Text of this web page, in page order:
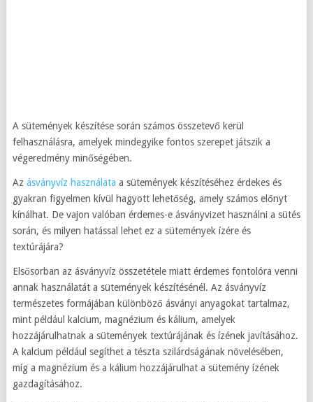
A sütemények készítése során számos összetevő kerül
felhasználásra, amelyek mindegyike fontos szerepet játszik a
végeredmény minőségében.
Az ásványvíz használata a sütemények készítéséhez érdekes és
gyakran figyelmen kívül hagyott lehetőség, amely számos előnyt
kínálhat. De vajon valóban érdemes-e ásványvizet használni a sütés
során, és milyen hatással lehet ez a sütemények ízére és
textúrájára?
Elsősorban az ásványvíz összetétele miatt érdemes fontolóra venni
annak használatát a sütemények készítésénél. Az ásványvíz
természetes formájában különböző ásványi anyagokat tartalmaz,
mint például kalcium, magnézium és kálium, amelyek
hozzájárulhatnak a sütemények textúrájának és ízének javításához.
A kalcium például segíthet a tészta szilárdságának növelésében,
míg a magnézium és a kálium hozzájárulhat a sütemény ízének
gazdagításához.